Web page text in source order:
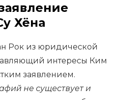
Хёна
Рок из юридической
интересы Ким
заявлением.
не существует и